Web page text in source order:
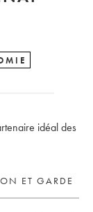
idéal des
ET GARDE